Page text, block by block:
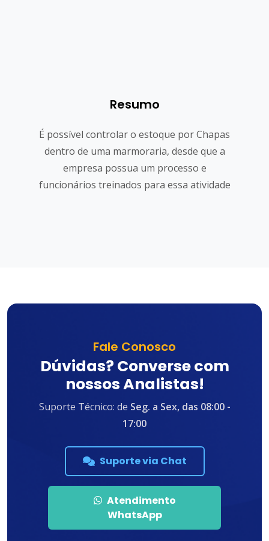
Resumo
É possível controlar o estoque por Chapas
dentro de uma marmoraria, desde que a
empresa possua um processo e
funcionários treinados para essa atividade
Fale Conosco
Dúvidas? Converse com
nossos Analistas!
Suporte Técnico: de Seg. a Sex, das 08:00 -
17:00
Suporte via Chat
Atendimento
WhatsApp